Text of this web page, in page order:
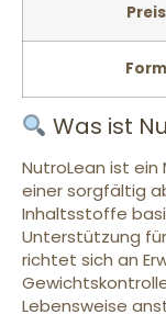
Preis
Form
Was ist
NutroLean ist
einer sorgfältig
Inhaltsstoffe
Unterstützung
richtet sich an
Lebensweise